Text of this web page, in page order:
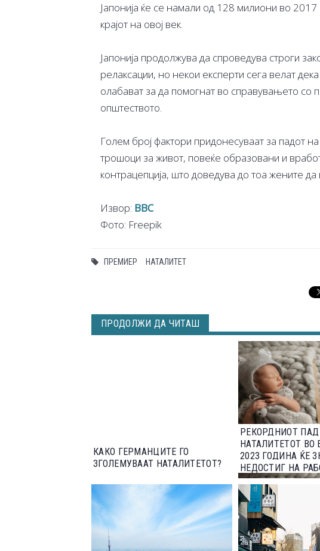
Јапонија ќе се намали од 128 милиони во
крајот на овој век.
Јапонија продолжува да спроведува строги
релаксации, но некои експерти сега велат
олабават за да помогнат во справувањето
општеството.
Голем број фактори придонесуваат за падот
трошоци за живот, повеќе образовани и
контрацепција, што доведува до тоа жените
Извор: BBC
Фото: Freepik
ПРЕМИЕР НАТАЛИТЕТ
ПРОДОЛЖИ ДА ЧИТАШ
КАКО ГЕРМАНЦИТЕ ГО
ЗГОЛЕМУВААТ НАТАЛИТЕТОТ?
РЕКОРДНИОТ
НАТАЛИТЕТОТ ВО
2023 ГОДИНА ЌЕ
НЕДОСТИГ НА